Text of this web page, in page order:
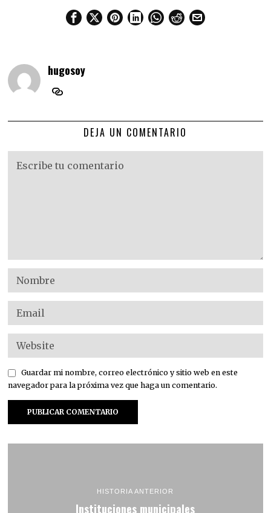
hugosoy
DEJA UN COMENTARIO
Guardar mi nombre, correo electrónico y sitio web en este
navegador para la próxima vez que haga un comentario.
HISTORIA ANTERIOR
Instituciones municipales